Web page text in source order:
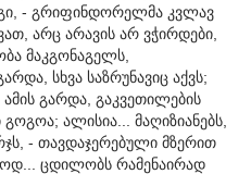
- გრიფინდორელმა კვლავ
არც არავის არ ვჭირდები,
მაკგონაგელს,
სხვა საზრუნავიც აქვს;
გარდა, გაკვეთილების
ალისია... მაღიზიანებს,
- თავდაჯერებული მზერით
ცდილობს რამენაირად